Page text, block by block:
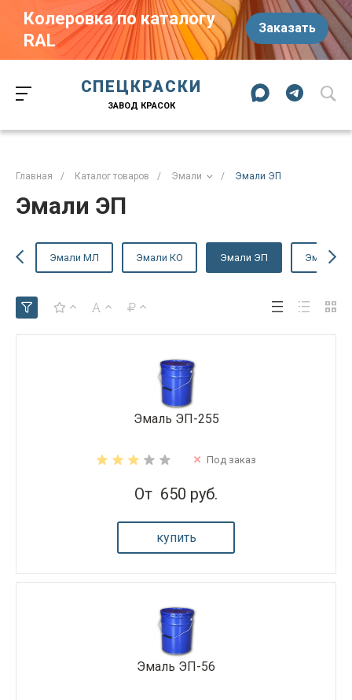
Колеровка по каталогу
RAL
Заказать
ул. Труда, д. 187 к.2
Челябинск
Челябинская область
СПЕЦКРАСКИ
ЗАВОД КРАСОК
Главная / Каталог товаров / Эмали / Эмали ЭП
Эмали ЭП
Эмали МЛ Эмали КО Эмали ЭП Эмали ХВ
Эмаль ЭП-255
Под заказ
От 650 руб.
купить
Эмаль ЭП-56